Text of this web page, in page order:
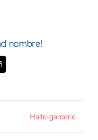
nombre!
Halte-garderie